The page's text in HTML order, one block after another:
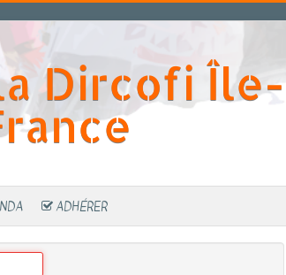
Dircofi
ADHÉRER